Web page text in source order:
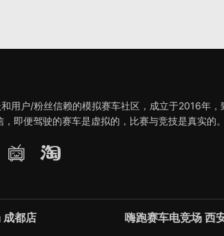
用户/粉丝信赖的模拟赛车社区，成立于2016年
即便驾驶的赛车是虚拟的，比赛与竞技是真实的
成都店 嗨跑赛车电竞场 西